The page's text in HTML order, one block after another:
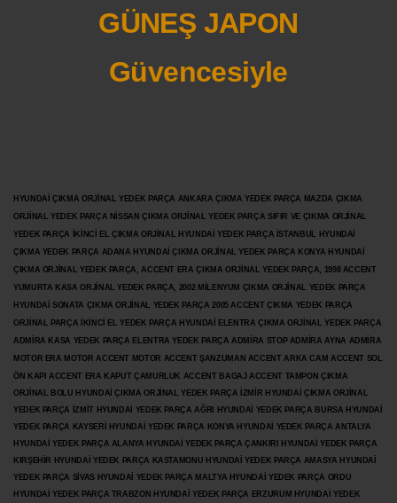
GÜNEŞ JAPON
Güvencesiyle
HYUNDAİ ÇIKMA ORJİNAL YEDEK PARÇA ANKARA ÇIKMA YEDEK PARÇA MAZDA ÇIKMA
ORJİNAL YEDEK PARÇA NİSSAN ÇIKMA ORJİNAL YEDEK PARÇA SIFIR VE ÇIKMA ORJİNAL
YEDEK PARÇA İKİNCİ EL ÇIKMA ORJİNAL HYUNDAİ YEDEK PARÇA İSTANBUL HYUNDAİ
ÇIKMA YEDEK PARÇA ADANA HYUNDAİ ÇIKMA ORJİNAL YEDEK PARÇA KONYA HYUNDAİ
ÇIKMA ORJİNAL YEDEK PARÇA, ACCENT ERA ÇIKMA ORJİNAL YEDEK PARÇA, 1998 ACCENT
YUMURTA KASA ORJİNAL YEDEK PARÇA, 2002 MİLENYUM ÇIKMA ORJİNAL YEDEK PARÇA
HYUNDAİ SONATA ÇIKMA ORJİNAL YEDEK PARÇA 2005 ACCENT ÇIKMA YEDEK PARÇA
ORJİNAL PARÇA İKİNCİ EL YEDEK PARÇA HYUNDAİ ELENTRA ÇIKMA ORJİNAL YEDEK PARÇA
ADMİRA KASA YEDEK PARÇA ELENTRA YEDEK PARÇA ADMİRA STOP ADMİRA AYNA ADMİRA
MOTOR ERA MOTOR ACCENT MOTOR ACCENT ŞANZUMAN ACCENT ARKA CAM ACCENT SOL
ÖN KAPI ACCENT ERA KAPUT ÇAMURLUK ACCENT BAGAJ ACCENT TAMPON ÇIKMA
ORJİNAL BOLU HYUNDAİ ÇIKMA ORJİNAL YEDEK PARÇA İZMİR HYUNDAİ ÇIKMA ORJİNAL
YEDEK PARÇA İZMİT HYUNDAİ YEDEK PARÇA AĞRI HYUNDAİ YEDEK PARÇA BURSA HYUNDAİ
YEDEK PARÇA KAYSERİ HYUNDAİ YEDEK PARÇA KONYA HYUNDAİ YEDEK PARÇA ANTALYA
HYUNDAİ YEDEK PARÇA ALANYA HYUNDAİ YEDEK PARÇA ÇANKIRI HYUNDAİ YEDEK PARÇA
KIRŞEHİR HYUNDAİ YEDEK PARÇA KASTAMONU HYUNDAİ YEDEK PARÇA AMASYA HYUNDAİ
YEDEK PARÇA SİVAS HYUNDAİ YEDEK PARÇA MALTYA HYUNDAİ YEDEK PARÇA ORDU
HYUNDAİ YEDEK PARÇA TRABZON HYUNDAİ YEDEK PARÇA ERZURUM HYUNDAİ YEDEK